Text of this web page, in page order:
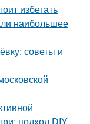
избегать
наибольшее
советы и